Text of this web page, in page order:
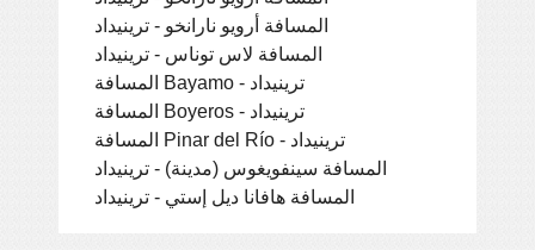
المسافة أرويو نارانخو - ترينيداد
المسافة لاس توناس - ترينيداد
المسافة Bayamo - ترينيداد
المسافة Boyeros - ترينيداد
المسافة Pinar del Río - ترينيداد
المسافة سينفويغوس (مدينة) - ترينيداد
المسافة هافانا ديل إستي - ترينيداد